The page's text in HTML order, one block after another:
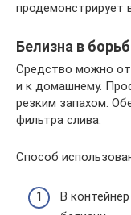
продемонстрирует
Белизна в
Средство можно
и к домашнему.
резким запахом.
фильтра слива.
Способ
В